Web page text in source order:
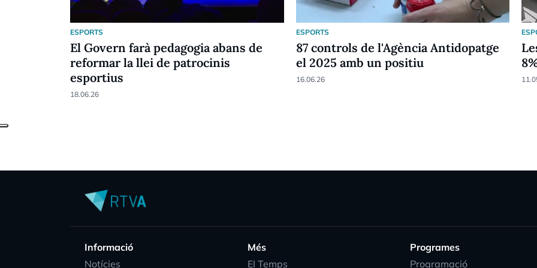
ESPORTS
El Govern farà pedagogia abans de
reformar la llei de patrocinis
esportius
18.06.26
ESPORTS
87 controls de l'Agència Antidopatge
el 2025 amb un positiu
16.06.26
Informació
Notícies
Més
EI Temps
Programes
Programació